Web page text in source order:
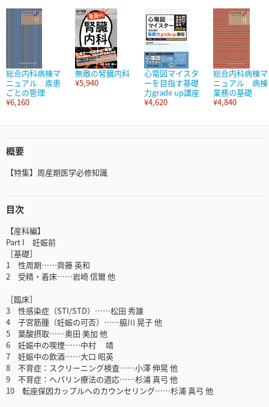
総合内科病棟マ
ニュアル 疾患
ごとの管理
¥6,160
無敵の腎臓内科
¥5,940
心電図マイスタ
ーを目指す基礎
力grade up講座
¥4,620
総合内科病棟マ
ニュアル 病棟
業務の基礎
¥4,840
概要
【特集】周産期医学必修知識
目次
【産科編】
Part I 妊娠前
［基礎］
1 性周期……齊藤 英和
2 受精・着床……岩崎 信爾 他
［臨床］
3 性感染症（STI/STD）……松田 秀雄
4 子宮筋腫（妊娠の可否）……脇川 晃子 他
5 葉酸摂取……奥田 美加 他
6 妊娠中の喫煙……中村 靖
7 妊娠中の飲酒……大口 昭英
8 不育症：スクリーニング検査……小澤 伸晃 他
9 不育症：へパリン療法の適応……杉浦 真弓 他
10 転座保因カップルへのカウンセリング……杉浦 真弓 他